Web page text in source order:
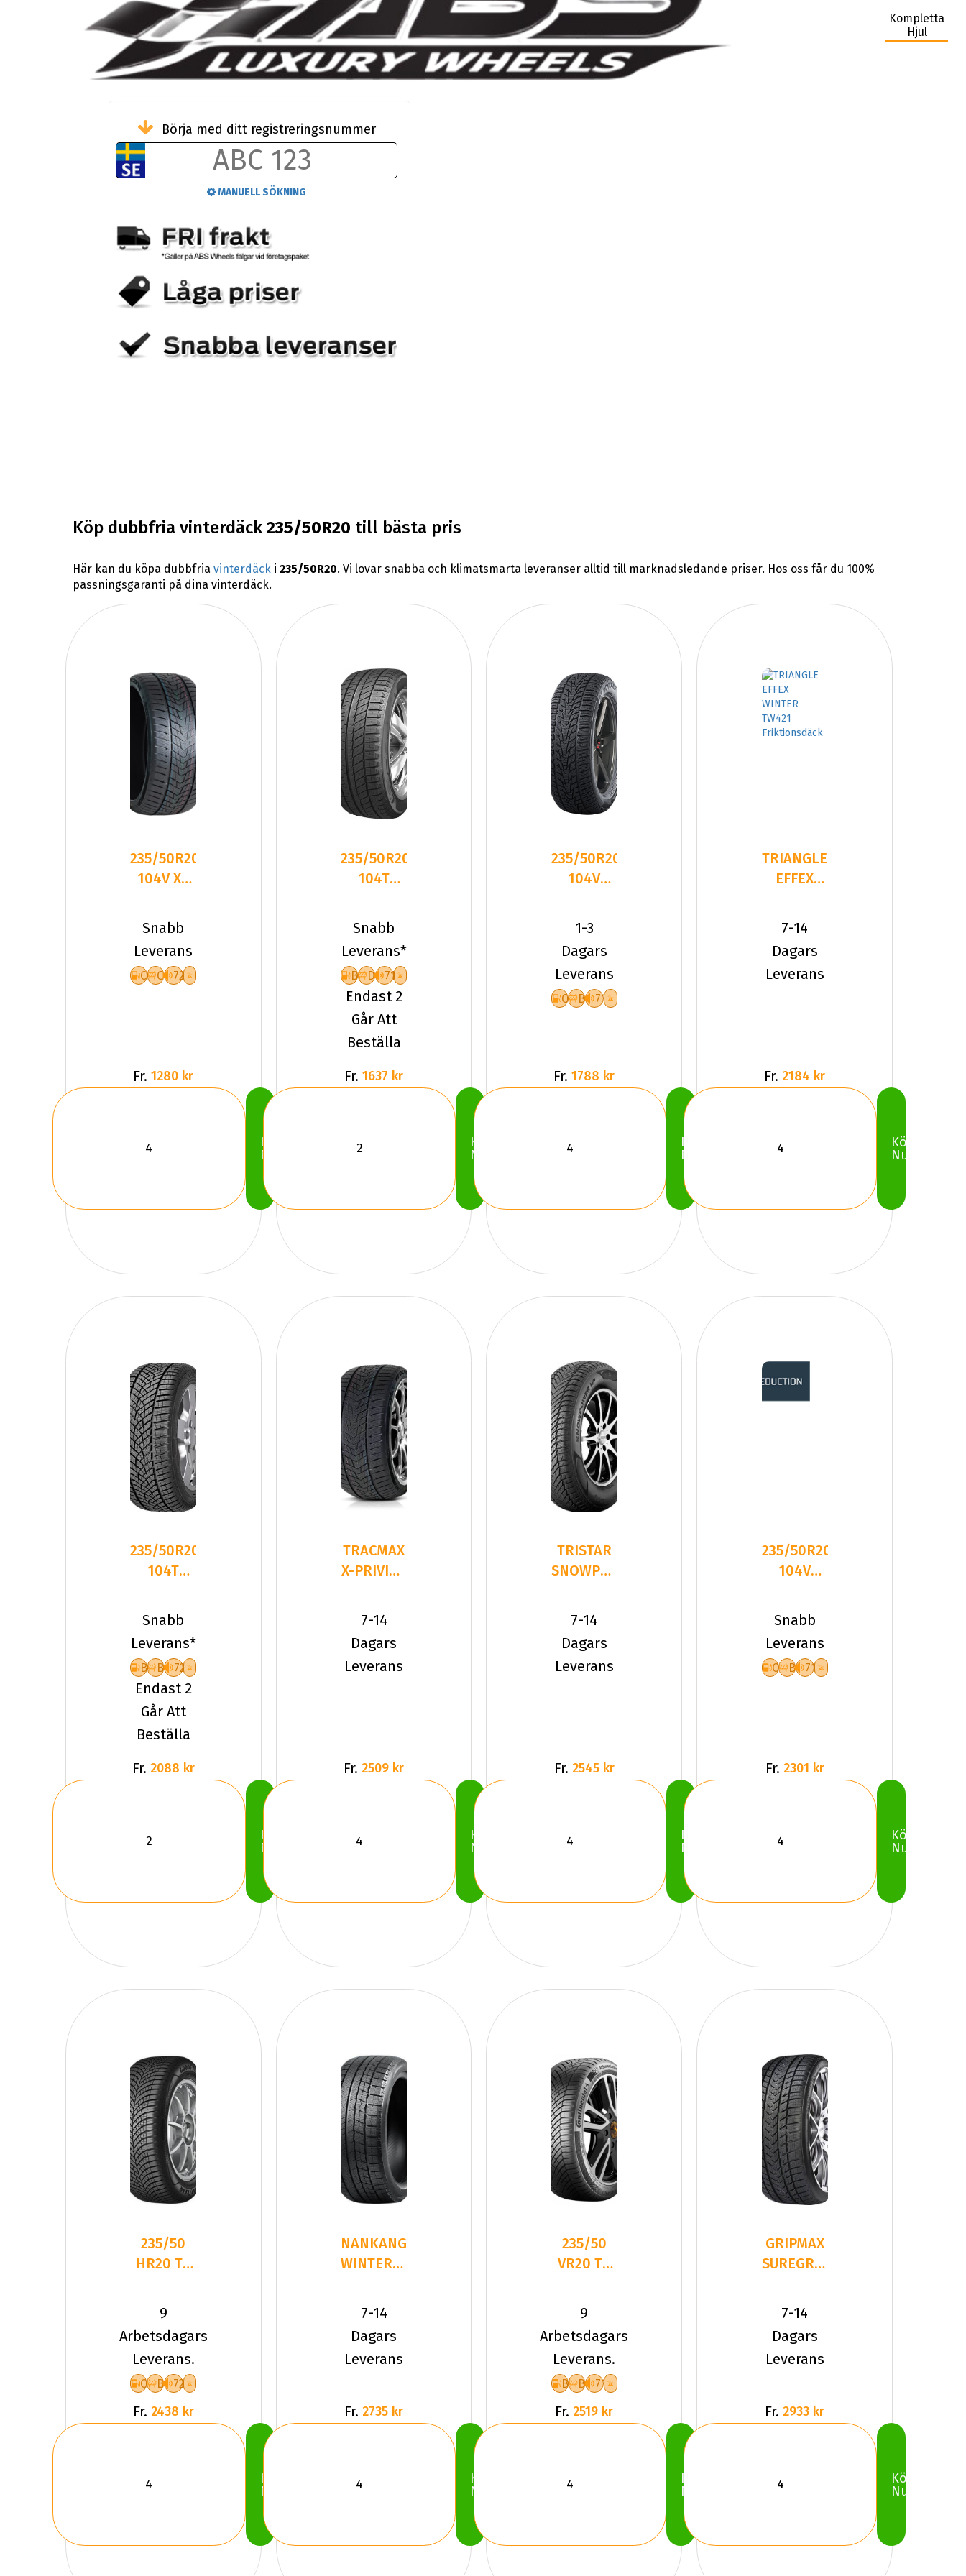
Kompletta
Hjul
Börja med ditt registreringsnummer
MANUELL SÖKNING
Köp dubbfria vinterdäck 235/50R20 till bästa pris
Här kan du köpa dubbfria vinterdäcki 235/50R20. Vi lovar snabba och klimatsmarta leveranser alltid till marknadsledande priser. Hos oss får du 100%
passningsgaranti på dina vinterdäck.
235/50R20
104V XL
TRACMAX
S330
CCB72
Snabb
Leverans
C C 72
Fr. 1280 kr
Köp
Nu
235/50R20
104T
BLAZER
Arctic
Snabb
Leverans*
B D 71
Endast 2
Går Att
Beställa
Fr. 1637 kr
Köp
Nu
235/50R20
104V
Friktion
2024
1-3
Dagars
Leverans
C B 71
Fr. 1788 kr
Köp
Nu
TRIANGLE
EFFEX
TW421
235/50R20
1
7-14
Dagars
Leverans
Fr. 2184 kr
Köp
Nu
235/50R20
104T
ULTRAGRIP
Snabb
Leverans*
B B 72
Endast 2
Går Att
Beställa
Fr. 2088 kr
Köp
Nu
TRACMAX
X-PRIVILO
235/50R20
7-14
Dagars
Leverans
Fr. 2509 kr
Köp
Nu
TRISTAR
SNOWPOWER
235/50R20
7-14
Dagars
Leverans
Fr. 2545 kr
Köp
Nu
235/50R20
104V
WinterCraft
Snabb
Leverans
C B 71
Fr. 2301 kr
Köp
Nu
235/50
HR20 TL
VEC
4SEASONS
G3 XL FP
9
Arbetsdagars
Leverans.
C B 72
Fr. 2438 kr
Köp
Nu
NANKANG
WINTERSAF
235/50R20
7-14
Dagars
Leverans
Fr. 2735 kr
Köp
Nu
235/50
VR20 TL
ALL SEAS
CONT 2
XL
9
Arbetsdagars
Leverans.
B B 71
Fr. 2519 kr
Köp
Nu
GRIPMAX
SUREGRIP
WINTER
1
7-14
Dagars
Leverans
Fr. 2933 kr
Köp
Nu